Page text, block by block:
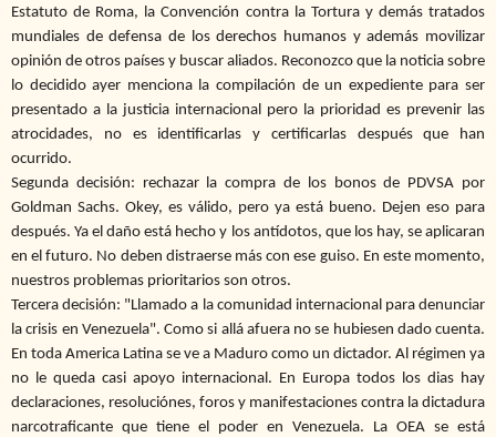
Estatuto de Roma, la Convención contra la Tortura y demás tratados
mundiales de defensa de los derechos humanos y además movilizar
opinión de otros países y buscar aliados. Reconozco que la noticia sobre
lo decidido ayer menciona la compilación de un expediente para ser
presentado a la justicia internacional pero la prioridad es prevenir las
atrocidades, no es identificarlas y certificarlas después que han
ocurrido.
Segunda decisión: rechazar la compra de los bonos de PDVSA por
Goldman Sachs. Okey, es válido, pero ya está bueno. Dejen eso para
después. Ya el daño está hecho y los antídotos, que los hay, se aplicaran
en el futuro. No deben distraerse más con ese guiso. En este momento,
nuestros problemas prioritarios son otros.
Tercera decisión: "Llamado a la comunidad internacional para denunciar
la crisis en Venezuela". Como si allá afuera no se hubiesen dado cuenta.
En toda America Latina se ve a Maduro como un dictador. Al régimen ya
no le queda casi apoyo internacional. En Europa todos los dias hay
declaraciones, resoluciónes, foros y manifestaciones contra la dictadura
narcotraficante que tiene el poder en Venezuela. La OEA se está